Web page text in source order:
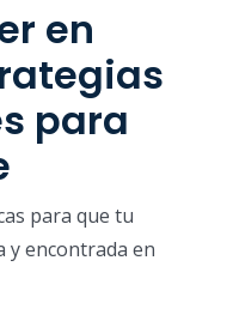
en
para
para que tu
y encontrada en